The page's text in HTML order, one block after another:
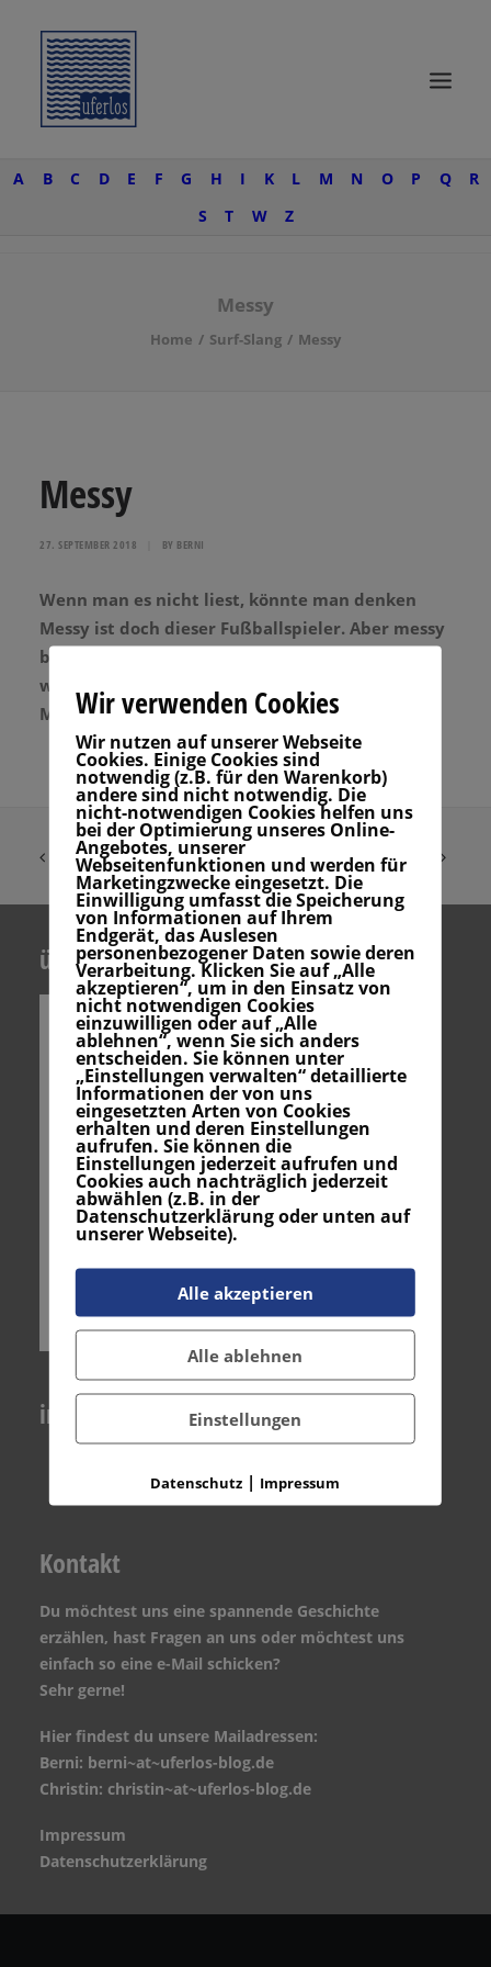
A B C D E F G H I K L M N O P Q
R
S
T W Z
Messy
Home Surf-Slang Messy
Messy
27. SEPTEMBER 2018 BY BERNI
Wenn man es nicht liest, könnte man denken
Messy ist doch dieser Fußballspieler. Aber messy
bedeutet, dass das Meer unruhig ist. Meist ist es
windig und die Wellen sind durcheinander.
Messy ist das Gegenteil von clean bzw. glassy.
über uns
instagram
Auf Instagram folgen
Kontakt
Du möchtest uns eine spannende Geschichte
erzählen, hast Fragen an uns oder möchtest uns
einfach so eine e-Mail schicken?
Sehr gerne!
Hier findest du unsere Mailadressen:
Berni: berni~at~uferlos-blog.de
Christin: christin~at~uferlos-blog.de
Impressum
Datenschutzerklärung
Wir verwenden Cookies
Wir nutzen auf unserer Webseite
Cookies. Einige Cookies sind
notwendig (z.B. für den Warenkorb)
andere sind nicht notwendig. Die
nicht-notwendigen Cookies helfen uns
bei der Optimierung unseres Online-
Angebotes, unserer
Webseitenfunktionen und werden für
Marketingzwecke eingesetzt. Die
Einwilligung umfasst die Speicherung
von Informationen auf Ihrem
Endgerät, das Auslesen
personenbezogener Daten sowie deren
Verarbeitung. Klicken Sie auf „Alle
akzeptieren“, um in den Einsatz von
nicht notwendigen Cookies
einzuwilligen oder auf „Alle
ablehnen“, wenn Sie sich anders
entscheiden. Sie können unter
„Einstellungen verwalten“ detaillierte
Informationen der von uns
eingesetzten Arten von Cookies
erhalten und deren Einstellungen
aufrufen. Sie können die
Einstellungen jederzeit aufrufen und
Cookies auch nachträglich jederzeit
abwählen (z.B. in der
Datenschutzerklärung oder unten auf
unserer Webseite).
Alle akzeptieren
Alle ablehnen
Einstellungen
Datenschutz | Impressum